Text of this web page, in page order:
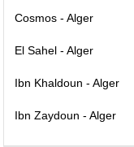
Cosmos - Alger
El Sahel - Alger
Ibn Khaldoun - Alger
Ibn Zaydoun - Alger